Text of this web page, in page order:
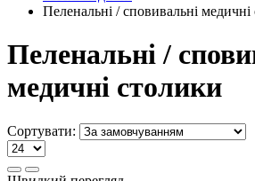
Пеленальні / сповивальні медичні
Пеленальні /
медичні столики
Сортувати: